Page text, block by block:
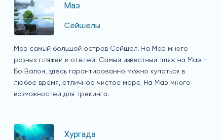
Маэ
Сейшелы
Маэ самый большой остров Сейшел. На Маэ много
разных пляжей и отелей. Самый известный пляж на Маэ -
Бо Валон, здесь гарантированно можно купаться в
любое время, отличное чистое море. На Маэ много
возможностей для трекинга.
Хургада